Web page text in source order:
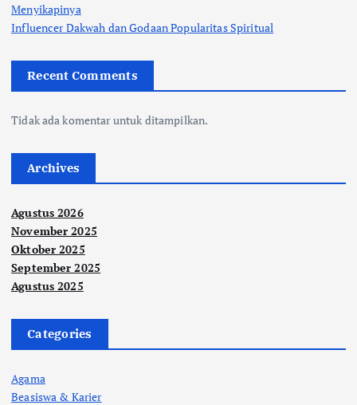
Menyikapinya
Influencer Dakwah dan Godaan Popularitas Spiritual
Recent Comments
Tidak ada komentar untuk ditampilkan.
Archives
Agustus 2026
November 2025
Oktober 2025
September 2025
Agustus 2025
Categories
Agama
Beasiswa & Karier